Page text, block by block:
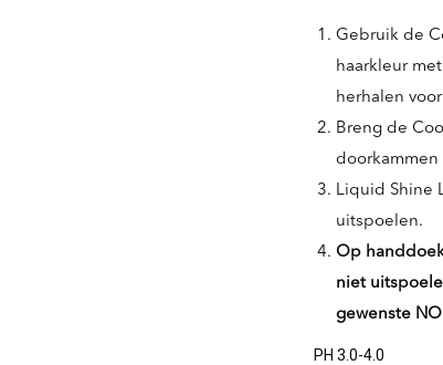
Gebruik de
haarkleur
herhalen
Breng de
Liquid Shine
uitspoelen.
Op
niet
gewenste
PH 3.0-4.0